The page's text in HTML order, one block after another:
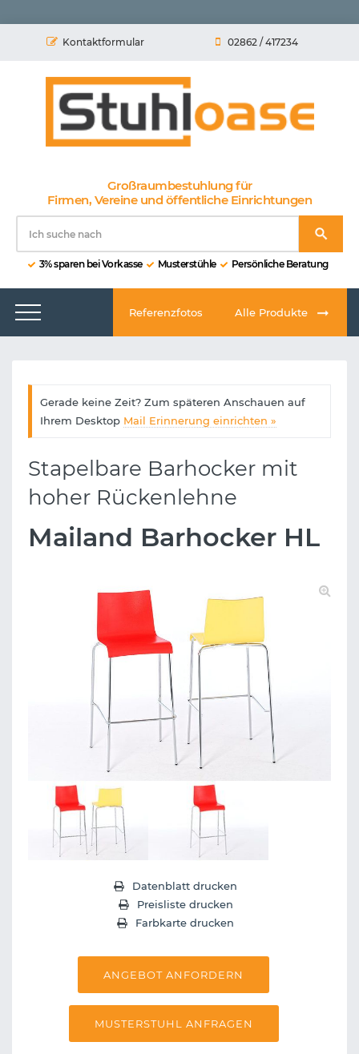
Kontaktformular 02862 / 417234
Großraumbestuhlung für
Firmen, Vereine und öffentliche Einrichtungen
3% sparen bei Vorkasse Musterstühle Persönliche Beratung
Referenzfotos Alle Produkte
Gerade keine Zeit? Zum späteren Anschauen auf
Ihrem Desktop Mail Erinnerung einrichten »
Stapelbare Barhocker mit
hoher Rückenlehne
Mailand Barhocker HL
Datenblatt drucken
Preisliste drucken
Farbkarte drucken
ANGEBOT ANFORDERN
MUSTERSTUHL ANFRAGEN